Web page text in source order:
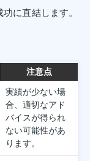
に直結します。
注意点
実績が少ない場
合、適切なアド
バイスが得られ
ない可能性があ
ります。